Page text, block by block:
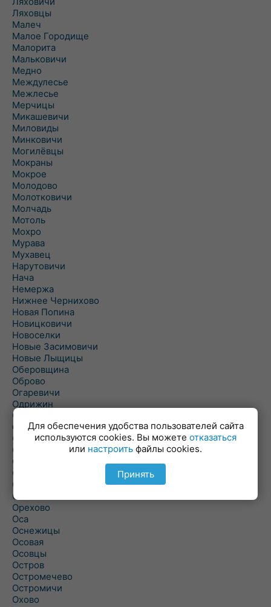
Ляховцы
Малеч
Малое Городище
Малорита
Мальковичи
Медно
Междулесье
Межлесье
Мерчицы
Микашевичи
Миловиды
Минковичи
Могилёвцы
Мокраны
Мокрое
Молодово
Молотковичи
Молчадь
Мотоль
Мохро
Мурава
Мухавец
Нарутовичи
Нача
Немержа
Нижнее Чернихово
Новая Попина
Новицковичи
Новоселки
Новые Засимовичи
Новые Лыщицы
Оберовщина
Оброво
Огаревичи
Одрижин
Оздамичи
Озяты
Олтуш
Ольманы
Ольпень
Ольшаны
Омельная
Ополь
Орехово
Оса
Оснежицы
Осовая
Осовцы
Остров
Остромечево
Остромичи
Охово
Для обеспечения удобства пользователей сайта
используются cookies. Вы можете отказаться
или настроить файлы cookies.
Принять